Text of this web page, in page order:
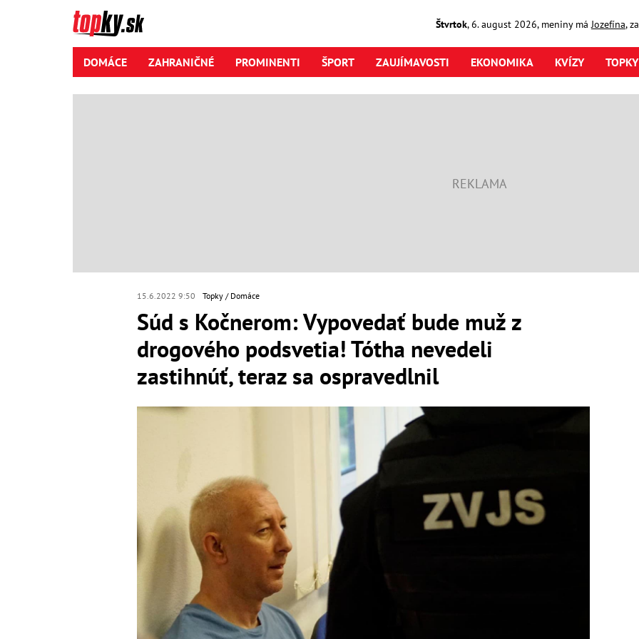
Štvrtok,6. august2026, meniny má Jozefína,
DOMÁCE ZAHRANIČNÉ PROMINENTI ŠPORT ZAUJÍMAVOSTI EKONOMIKA KVÍZY
15.6.2022 9:50 Topky Domáce
Súd s Kočnerom: Vypovedať bude muž z
drogového podsvetia! Tótha nevedeli
zastihnúť, teraz sa ospravedlnil